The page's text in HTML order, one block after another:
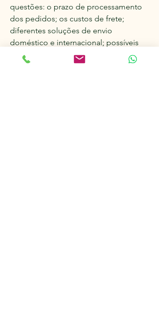
questões: o prazo de processamento
dos pedidos; os custos de frete;
diferentes soluções de envio
doméstico e internacional; possíveis
interrupções de serviços; e muito mais.